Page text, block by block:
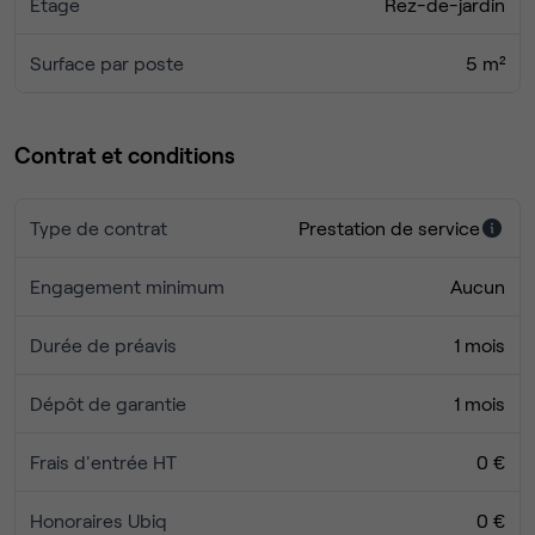
équipé, meeting room en accès libre…
Nespresso Pro à discrétion !
Étage Rez-de-jardin
Surface par poste 5 m²
Contrat et conditions
Type de contrat Prestation de service
Engagement minimum Aucun
Durée de préavis 1 mois
Dépôt de garantie 1 mois
Frais d'entrée HT 0 €
Honoraires Ubiq 0 €